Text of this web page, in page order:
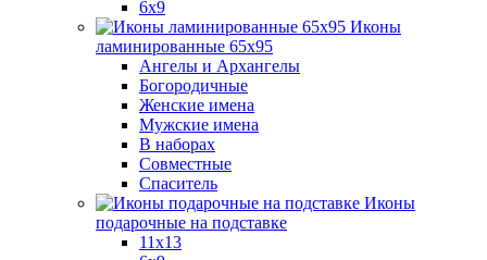
6x9
Иконы
ламинированные 65x95
Ангелы и Архангелы
Богородичные
Женские имена
Мужские имена
В наборах
Совместные
Спаситель
Иконы
подарочные на подставке
11x13